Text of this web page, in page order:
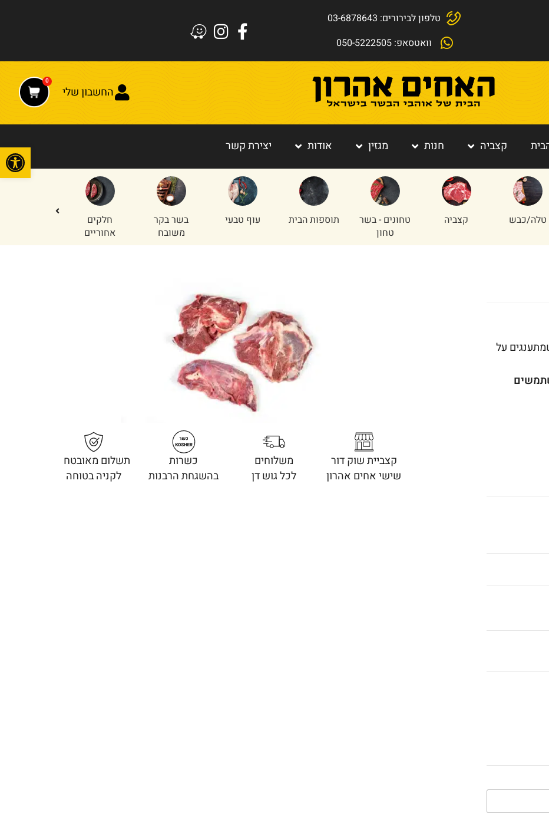
טלפון לבירורים: 03-6878643
וואטסאפ: 050-5222505
החשבון שלי
0
קצביה חנות מגזין אודות יצירת קשר
טלה/כבש קצביה
טחונים - בשר
טחון
תוספות הבית עוף טבעי
בשר בקר
משובח
חלקים
אחוריים
על
קצביית שוק דור
שישי אחים אהרון
משלוחים
לכל גוש דן
כשרות
בהשגחת הרבנות
תשלום מאובטח
לקניה בטוחה